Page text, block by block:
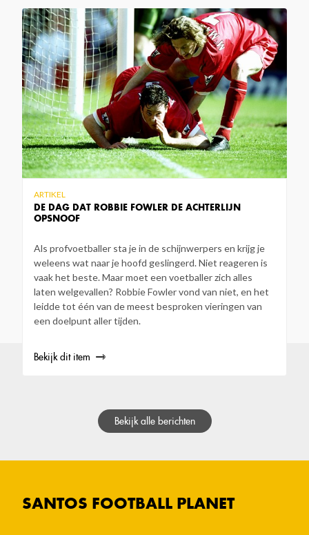
DE DAG DAT ROBBIE FOWLER DE ACHTERLIJN
OPSNOOF
ARTIKEL
Als profvoetballer sta je in de schijnwerpers en krijg je
weleens wat naar je hoofd geslingerd. Niet reageren is
vaak het beste. Maar moet een voetballer zich alles
laten welgevallen? Robbie Fowler vond van niet, en het
leidde tot één van de meest besproken vieringen van
een doelpunt aller tijden.
Bekijk dit item
Bekijk alle berichten
SANTOS FOOTBALL PLANET